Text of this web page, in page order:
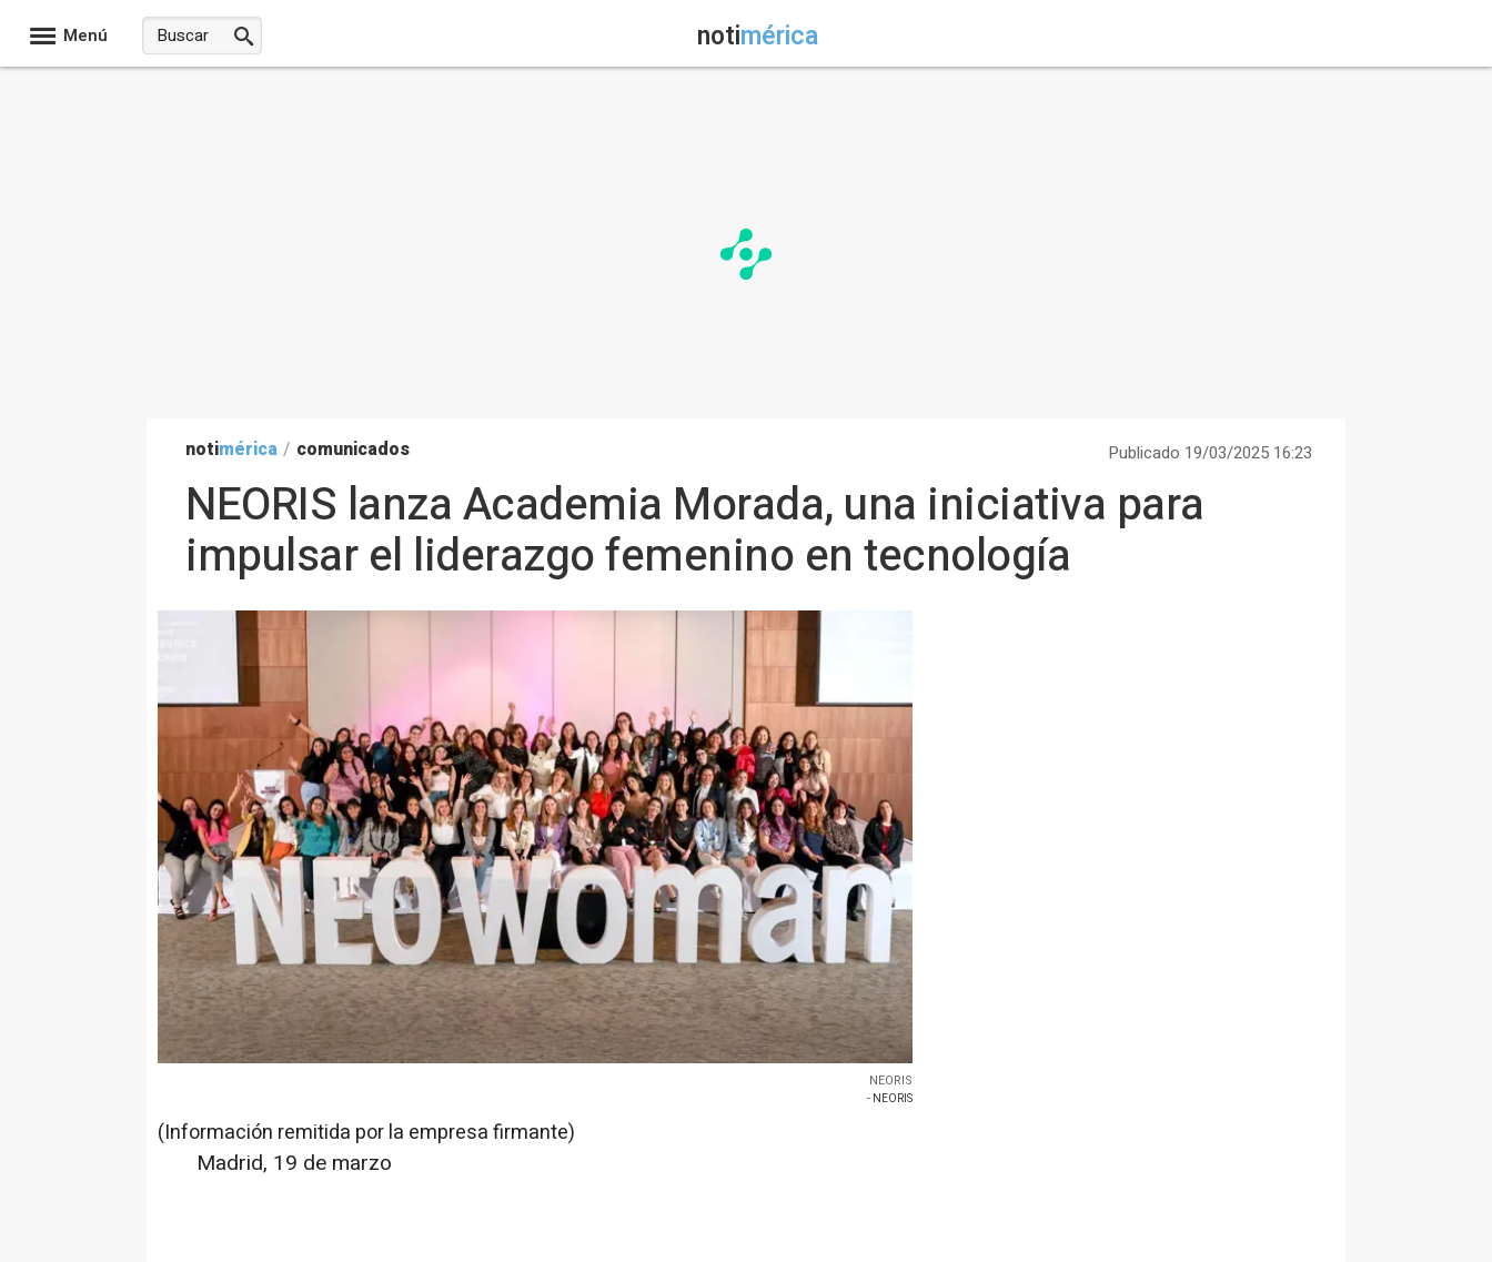
Menú notimérica
notimérica / comunicados Publicado 19/03/2025 16:23
NEORIS lanza Academia Morada, una iniciativa para
impulsar el liderazgo femenino en tecnología
NEORIS
- NEORIS
(Información remitida por la empresa firmante)
Madrid, 19 de marzo